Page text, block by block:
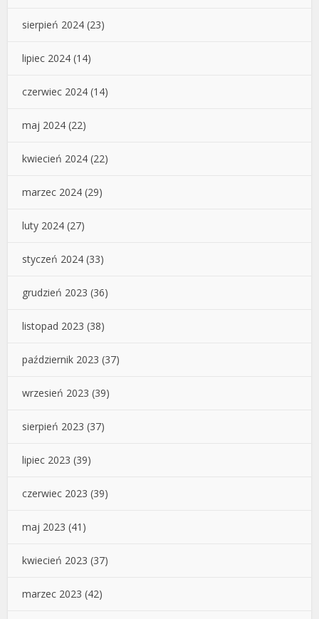
sierpień 2024 (23)
lipiec 2024 (14)
czerwiec 2024 (14)
maj 2024 (22)
kwiecień 2024 (22)
marzec 2024 (29)
luty 2024 (27)
styczeń 2024 (33)
grudzień 2023 (36)
listopad 2023 (38)
październik 2023 (37)
wrzesień 2023 (39)
sierpień 2023 (37)
lipiec 2023 (39)
czerwiec 2023 (39)
maj 2023 (41)
kwiecień 2023 (37)
marzec 2023 (42)